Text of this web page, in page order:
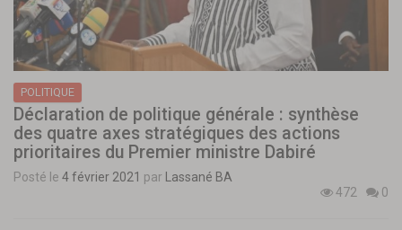
POLITIQUE
Déclaration de politique générale : synthèse
des quatre axes stratégiques des actions
prioritaires du Premier ministre Dabiré
Posté le 4 février 2021 par Lassané BA
472
0